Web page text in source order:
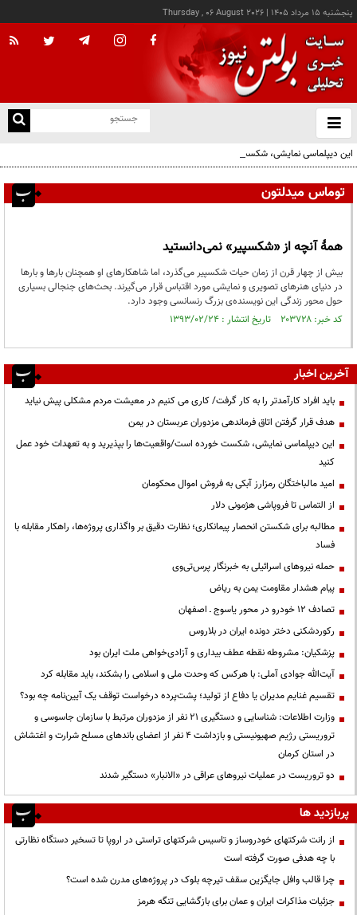
پنجشنبه ۱۵ مرداد ۱۴۰۵ |
Thursday , 06 August 2026
باز
و
این دیپلماسی نمایشی، شکست خورده است/واقعیت‌ها را بپذیرید و به تعهدات خود عمل کنید
توماس میدلتون
همۀ آنچه از «شکسپیر» نمی‌دانستید
بیش از چهار قرن از زمان حیات شکسپیر می‌گذرد، اما شاهکارهای او همچنان بارها و بارها
در دنیای هنرهای تصویری و نمایشی مورد اقتباس قرار می‌گیرند. بحث‌های جنجالی بسیاری
حول محور زندگی این نویسنده‌ی بزرگ رنسانسی وجود دارد.
کد خبر: ۲۰۳۷۲۸ تاریخ انتشار : ۱۳۹۳/۰۲/۲۴
آخرین اخبار
باید افراد کارآمدتر را به کار گرفت/ کاری می کنیم در معیشت مردم مشکلی پیش نیاید
هدف قرار گرفتن اتاق‌ فرماندهی مزدوران عربستان در یمن
این دیپلماسی نمایشی، شکست خورده است/واقعیت‌ها را بپذیرید و به تعهدات خود عمل
کنید
امید مالباختگان رمزارز آبکی به فروش اموال محکومان
از التماس تا فروپاشی هژمونی دلار
مطالبه برای شکستن انحصار پیمانکاری؛ نظارت دقیق بر واگذاری پروژه‌ها، راهکار مقابله با
فساد
حمله نیروهای اسرائیلی به خبرنگار پرس‌تی‌وی
پیام هشدار مقاومت یمن به ریاض
تصادف ۱۲ خودرو در محور یاسوج ـ اصفهان
رکوردشکنی دختر دونده ایران در بلاروس
پزشکیان: مشروطه نقطه عطف بیداری و آزادی‌خواهی ملت ایران بود
آیت‌الله جوادی آملی: با هرکس که وحدت ملی و اسلامی را بشکند، باید مقابله کرد
تقسیم غنایم مدیران یا دفاع از تولید؛ پشت‌پرده درخواست توقف یک آیین‌نامه چه بود؟
وزارت اطلاعات: شناسایی و دستگیری ۲۱ نفر از مزدوران مرتبط با سازمان جاسوسی و
تروریستی رژیم صهیونیستی و بازداشت ۴ نفر از اعضای باندهای مسلح شرارت و اغتشاش
در استان کرمان
دو تروریست در عملیات نیروهای عراقی در «الانبار» دستگیر شدند
پربازدید ها
از رانت‌ شرکتهای خودروساز و تاسیس شرکتهای تراستی در اروپا تا تسخیر دستگاه نظارتی
با چه هدفی صورت گرفته است
چرا قالب وافل جایگزین سقف تیرچه بلوک در پروژه‌های مدرن شده است؟
جزئیات مذاکرات ایران و عمان برای بازگشایی تنگه هرمز